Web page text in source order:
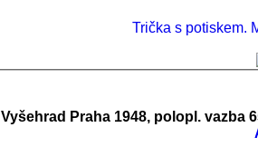
Trička s potiskem.
Vyšehrad Praha 1948, polopl. vazba